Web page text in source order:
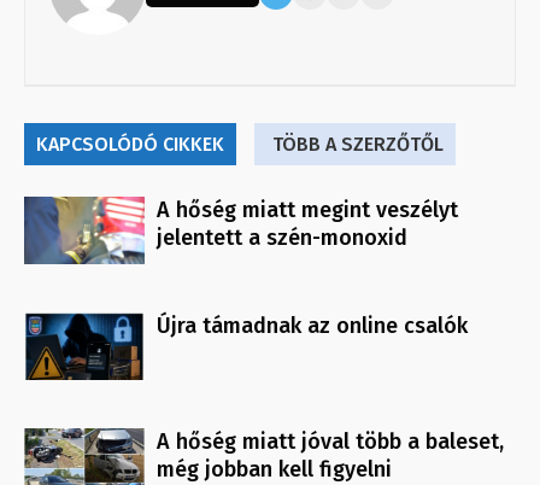
KAPCSOLÓDÓ CIKKEK TÖBB A SZERZŐTŐL
A hőség miatt megint veszélyt
jelentett a szén-monoxid
Újra támadnak az online csalók
A hőség miatt jóval több a baleset,
még jobban kell figyelni